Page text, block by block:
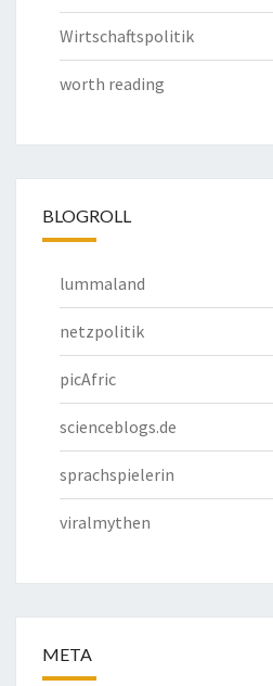
Wirtschaftspolitik
worth reading
BLOGROLL
lummaland
netzpolitik
picAfric
scienceblogs.de
sprachspielerin
viralmythen
META